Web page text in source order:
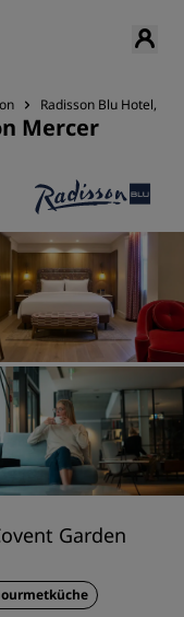
Radisson Blu Hotel,
Mercer
Garden